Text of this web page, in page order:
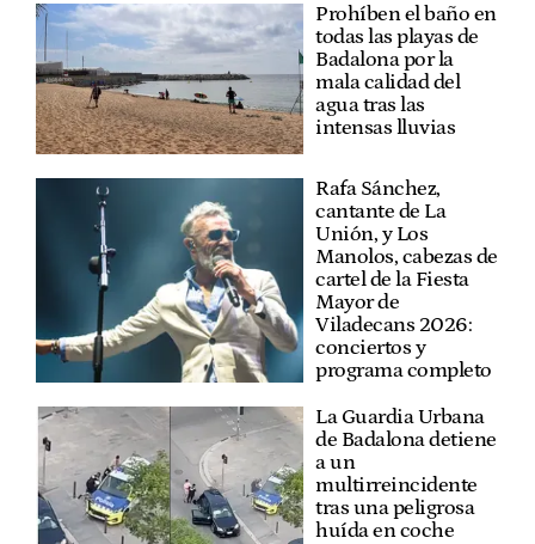
Prohíben el baño en
todas las playas de
Badalona por la
mala calidad del
agua tras las
intensas lluvias
Rafa Sánchez,
cantante de La
Unión, y Los
Manolos, cabezas de
cartel de la Fiesta
Mayor de
Viladecans 2026:
conciertos y
programa completo
La Guardia Urbana
de Badalona detiene
a un
multirreincidente
tras una peligrosa
huída en coche